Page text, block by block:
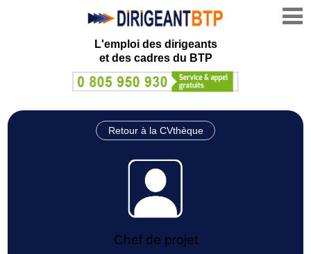
L'emploi des dirigeants
et des cadres du BTP
Retour à la CVthèque
Chef de projet